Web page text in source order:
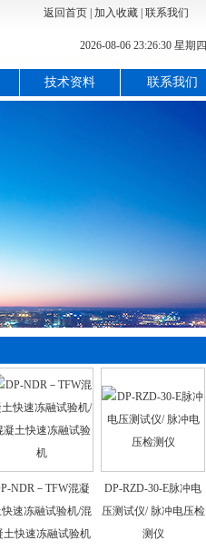
返回首页| 加入收藏| 联系我们
2026-08-06 23:26:31 星期四
技术资料 联系我们
NDR－TFW混凝
速冻融试验机/混
土快速冻融试验机
DP-RZD-30-E脉冲电
压测试仪/ 脉冲电压检
测仪